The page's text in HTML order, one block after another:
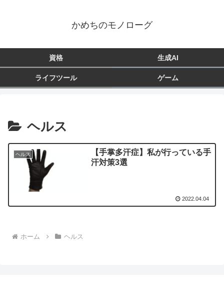
かめちのモノローグ
資格 生成AI
ライフツール ゲーム
ヘルス
ヘルス
【手掌多汗症】私が行っている手
汗対策3選
2022.04.04
ホーム ヘルス